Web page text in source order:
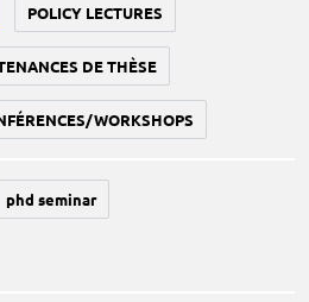
POLICY LECTURES
DE THÈSE
WORKSHOPS
phd seminar